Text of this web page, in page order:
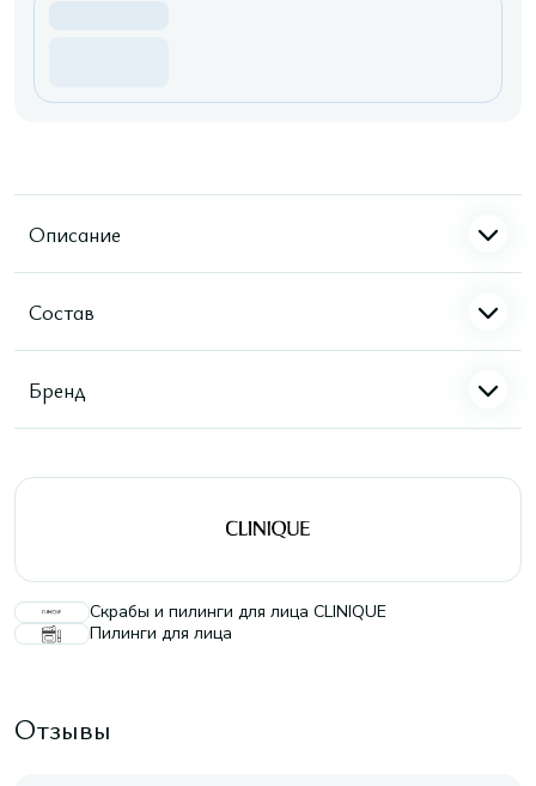
Описание
Состав
Бренд
Скрабы и пилинги для лица CLINIQUE
Пилинги для лица
Отзывы